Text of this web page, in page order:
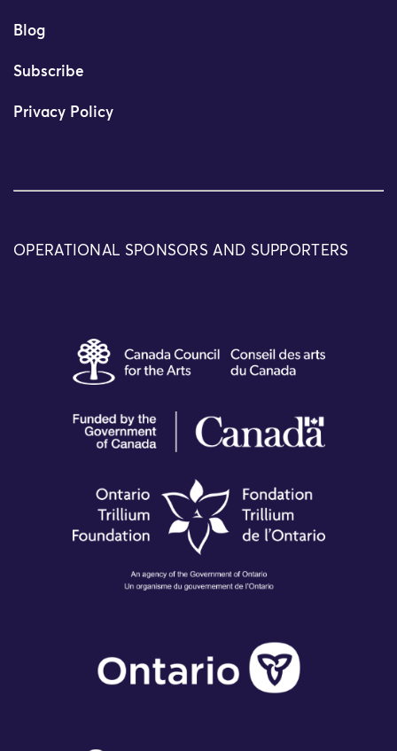
Blog
Subscribe
Privacy Policy
OPERATIONAL SPONSORS AND SUPPORTERS